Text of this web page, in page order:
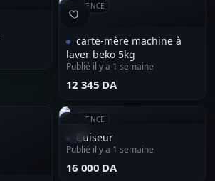
RÉFÉRENCE
carte-mère machine à
laver beko 5kg
Publié il y a 1 semaine
⁦12 345 DA⁩
RÉFÉRENCE
Cuiseur
Publié il y a 1 semaine
⁦16 000 DA⁩